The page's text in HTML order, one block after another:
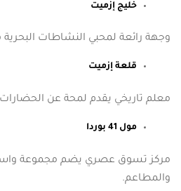
خليج إزميت
وجهة رائعة لمحبي النشاطات
قلعة إزميت
معلم تاريخي يقدم لمحة عن الحضارات
مول 41 بوردا
مركز تسوق عصري يضم مجموعة
والمطاعم.